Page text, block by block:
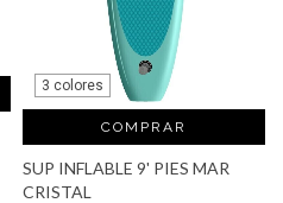
3 colores
COMPRAR
SUP INFLABLE 9' PIES MAR
CRISTAL